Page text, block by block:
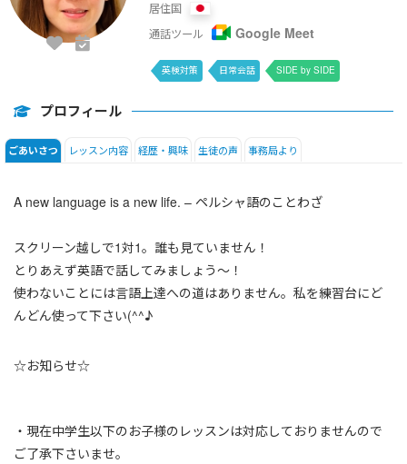
居住国
通話ツール
Google Meet
英検対策 日常会話 SIDE by SIDE
プロフィール
ごあいさつ レッスン内容 経歴・興味 生徒の声 事務局より
A new language is a new life. – ペルシャ語のことわざ
スクリーン越しで1対1。誰も見ていません！
とりあえず英語で話してみましょう～！
使わないことには言語上達への道はありません。私を練習台にど
んどん使って下さい(^^♪
☆お知らせ☆
・現在中学生以下のお子様のレッスンは対応しておりませんので
ご了承下さいませ。